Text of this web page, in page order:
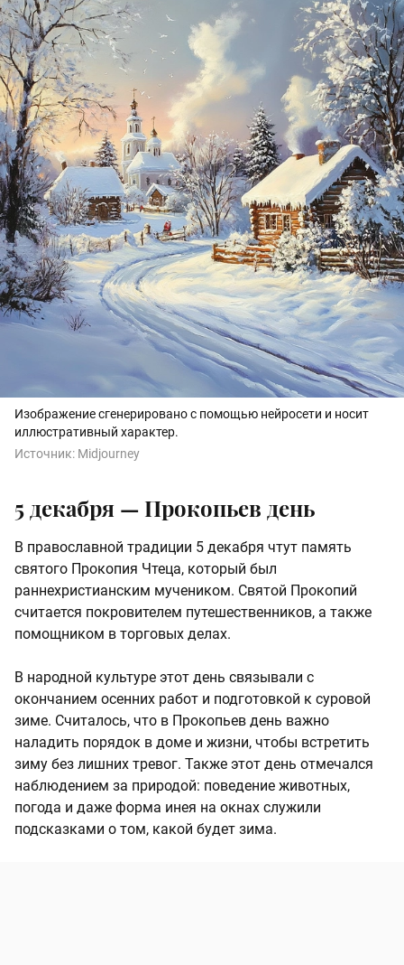
Изображение сгенерировано с помощью нейросети и носит
иллюстративный характер.
Источник: Midjourney
5 декабря — Прокопьев день
В православной традиции 5 декабря чтут память
святого Прокопия Чтеца, который был
раннехристианским мучеником. Святой Прокопий
считается покровителем путешественников, а также
помощником в торговых делах.
В народной культуре этот день связывали с
окончанием осенних работ и подготовкой к суровой
зиме. Считалось, что в Прокопьев день важно
наладить порядок в доме и жизни, чтобы встретить
зиму без лишних тревог. Также этот день отмечался
наблюдением за природой: поведение животных,
погода и даже форма инея на окнах служили
подсказками о том, какой будет зима.